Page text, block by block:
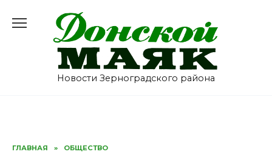
содержанию
Новости Зерноградского района
ГЛАВНАЯ » ОБЩЕСТВО